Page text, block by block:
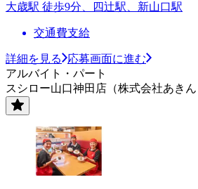
大歳駅 徒歩9分、四辻駅、新山口駅
交通費支給
詳細を見る
応募画面に進む
アルバイト・パート
スシロー山口神田店（株式会社あきん